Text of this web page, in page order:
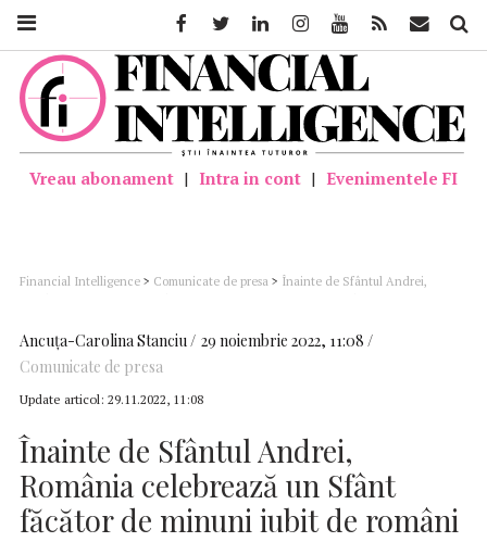
Vreau abonament | Intra in cont | Evenimentele FI
Financial Intelligence > Comunicate de presa > Înainte de Sfântul Andrei,
Ancuţa-Carolina Stanciu
29 noiembrie 2022, 11:08
Comunicate de presa
Update articol: 29.11.2022, 11:08
Înainte de Sfântul Andrei,
România celebrează un Sfânt
făcător de minuni iubit de români
FacebookTwitter LinkedinInstagramYoutube Feed Mail